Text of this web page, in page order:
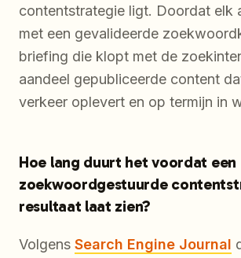
contentstrategie ligt. Doordat elk
met een gevalideerde
briefing die klopt met de
aandeel gepubliceerde content
verkeer oplevert en op termijn in
Hoe lang duurt het voordat een
zoekwoordgestuurde
resultaat laat zien?
Volgens Search Engine Journal